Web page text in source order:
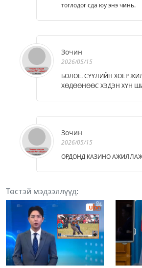
тоглодог сда юу энэ чинь.
Зочин
2026/05/15
БОЛОЁ. СҮҮЛИЙН ХОЁР
ХӨДӨӨНӨӨС ХЭДЭН ХҮН
Зочин
2026/05/15
ОРДОНД КАЗИНО
Төстэй мэдээллүүд: